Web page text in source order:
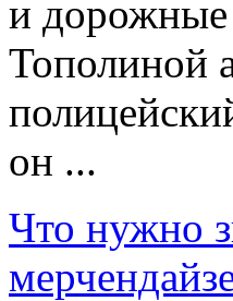
и дорожные
Тополиной
он ...
Что нужно